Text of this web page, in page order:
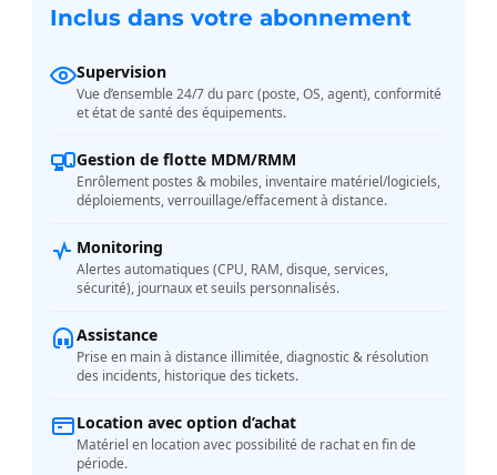
Inclus dans votre abonnement
Supervision
Vue d’ensemble 24/7 du parc (poste, OS, agent), conformité
et état de santé des équipements.
Gestion de flotte MDM/RMM
Enrôlement postes & mobiles, inventaire matériel/logiciels,
déploiements, verrouillage/effacement à distance.
Monitoring
Alertes automatiques (CPU, RAM, disque, services,
sécurité), journaux et seuils personnalisés.
Assistance
Prise en main à distance illimitée, diagnostic & résolution
des incidents, historique des tickets.
Location avec option d’achat
Matériel en location avec possibilité de rachat en fin de
période.